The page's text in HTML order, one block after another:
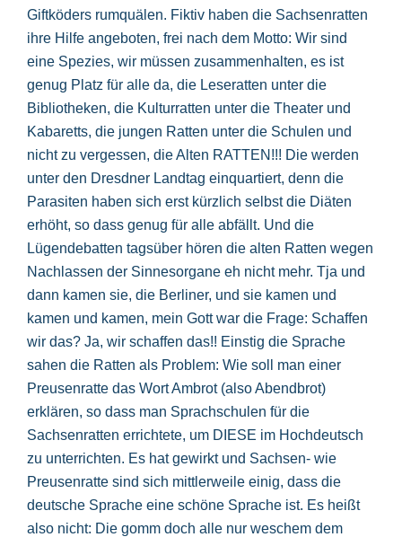
Giftköders rumquälen. Fiktiv haben die Sachsenratten
ihre Hilfe angeboten, frei nach dem Motto: Wir sind
eine Spezies, wir müssen zusammenhalten, es ist
genug Platz für alle da, die Leseratten unter die
Bibliotheken, die Kulturratten unter die Theater und
Kabaretts, die jungen Ratten unter die Schulen und
nicht zu vergessen, die Alten RATTEN!!! Die werden
unter den Dresdner Landtag einquartiert, denn die
Parasiten haben sich erst kürzlich selbst die Diäten
erhöht, so dass genug für alle abfällt. Und die
Lügendebatten tagsüber hören die alten Ratten wegen
Nachlassen der Sinnesorgane eh nicht mehr. Tja und
dann kamen sie, die Berliner, und sie kamen und
kamen und kamen, mein Gott war die Frage: Schaffen
wir das? Ja, wir schaffen das!! Einstig die Sprache
sahen die Ratten als Problem: Wie soll man einer
Preusenratte das Wort Ambrot (also Abendbrot)
erklären, so dass man Sprachschulen für die
Sachsenratten errichtete, um DIESE im Hochdeutsch
zu unterrichten. Es hat gewirkt und Sachsen- wie
Preusenratte sind sich mittlerweile einig, dass die
deutsche Sprache eine schöne Sprache ist. Es heißt
also nicht: Die gomm doch alle nur weschem dem